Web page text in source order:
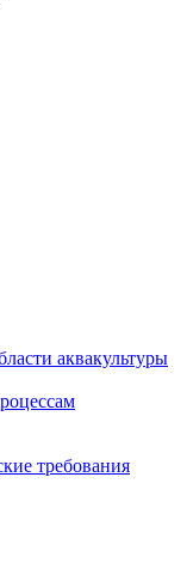
аквакультуры
требования